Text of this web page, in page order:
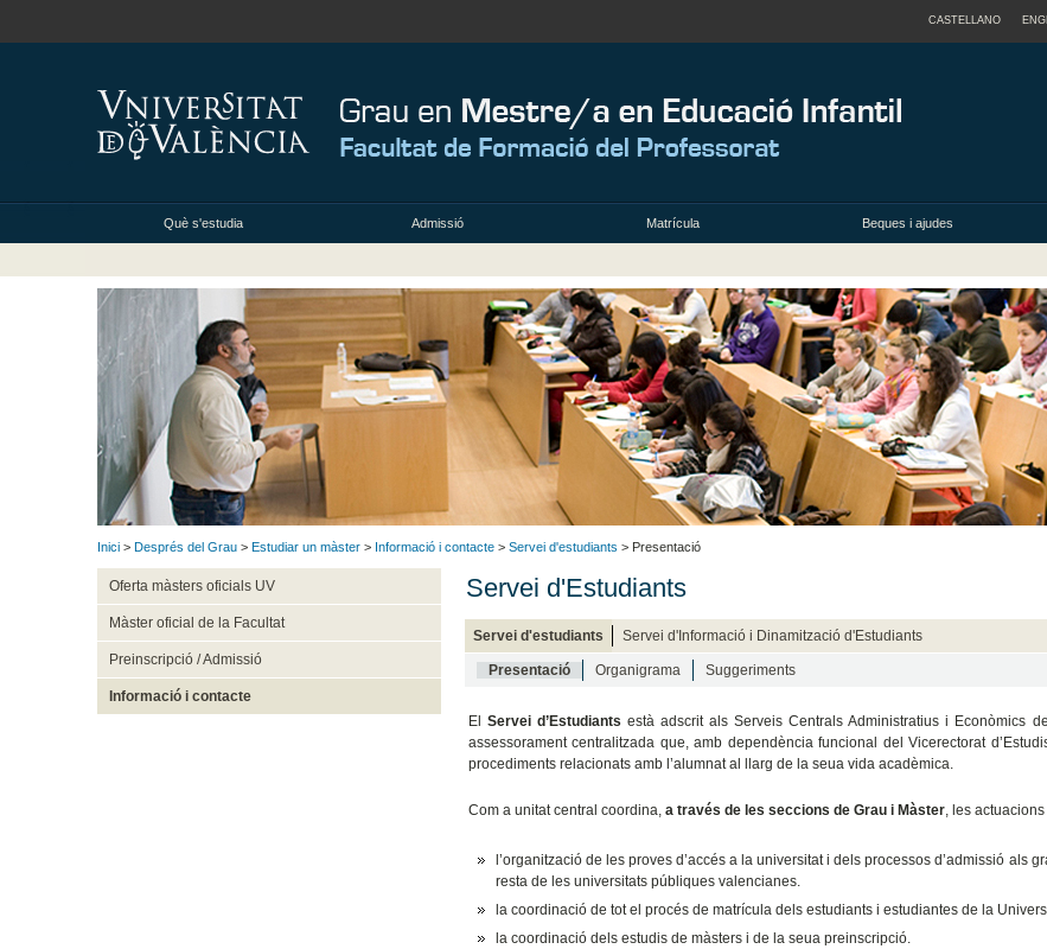
CASTELLANO
Què s'estudia Admissió Matrícula Beques i ajudes
Inici > Després del Grau > Estudiar un màster > Informació i contacte > Servei d'estudiants > Presentació
Oferta màsters oficials UV
Màster oficial de la Facultat
Preinscripció / Admissió
Informació i contacte
Servei d'Estudiants
Servei d'estudiants Servei d'Informació i Dinamització d'Estudiants
Presentació Organigrama Suggeriments
El Servei d’Estudiants està adscrit als Serveis Centrals Administratius i Econòmics
assessorament centralitzada que, amb dependència funcional del Vicerectorat
procediments relacionats amb l’alumnat al llarg de la seua vida acadèmica.
Com a unitat central coordina, a través de les seccions de Grau i Màster, les
l’organització de les proves d’accés a la universitat i dels processos d’admissió als
resta de les universitats públiques valencianes.
la coordinació de tot el procés de matrícula dels estudiants i estudiantes de la
la coordinació dels estudis de màsters i de la seua preinscripció.